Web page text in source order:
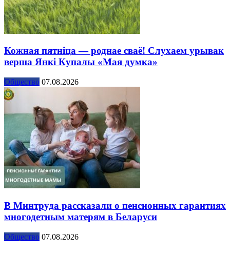
Кожная пятніца — роднае сваё! Слухаем урывак
верша Янкі Купалы «Мая думка»
Общество 07.08.2026
В Минтруда рассказали о пенсионных гарантиях
многодетным матерям в Беларуси
Общество 07.08.2026